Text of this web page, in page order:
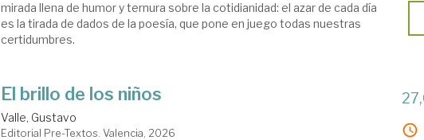
mirada llena de humor y ternura sobre la cotidianidad: el azar de cada día
es la tirada de dados de la poesía, que pone en juego todas nuestras
certidumbres.
El brillo de los niños
Valle, Gustavo
Editorial Pre-Textos. Valencia, 2026